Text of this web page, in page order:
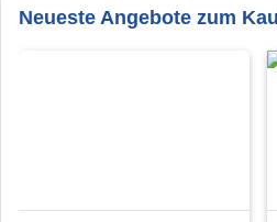
Neueste Angebote zum